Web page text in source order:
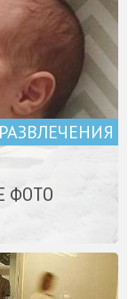
РАЗВЛЕЧЕНИЯ
ФОТО